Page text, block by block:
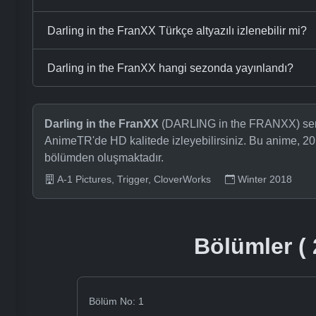
Darling in the FranXX Türkçe altyazılı izlenebilir mi?
Darling in the FranXX hangi sezonda yayınlandı?
Darling in the FranXX (DARLING in the FRANXX)
AnimeTR'de HD kalitede izleyebilirsiniz. Bu anime,
bölümden oluşmaktadır.
A-1 Pictures, Trigger, CloverWorks Winter 2018
Bölümler (
Bölüm No: 1